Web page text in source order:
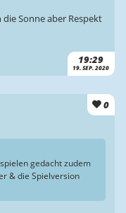
19:29
19. SEP. 2020
Sonne aber Respekt
0
gedacht zudem
& die Spielversion